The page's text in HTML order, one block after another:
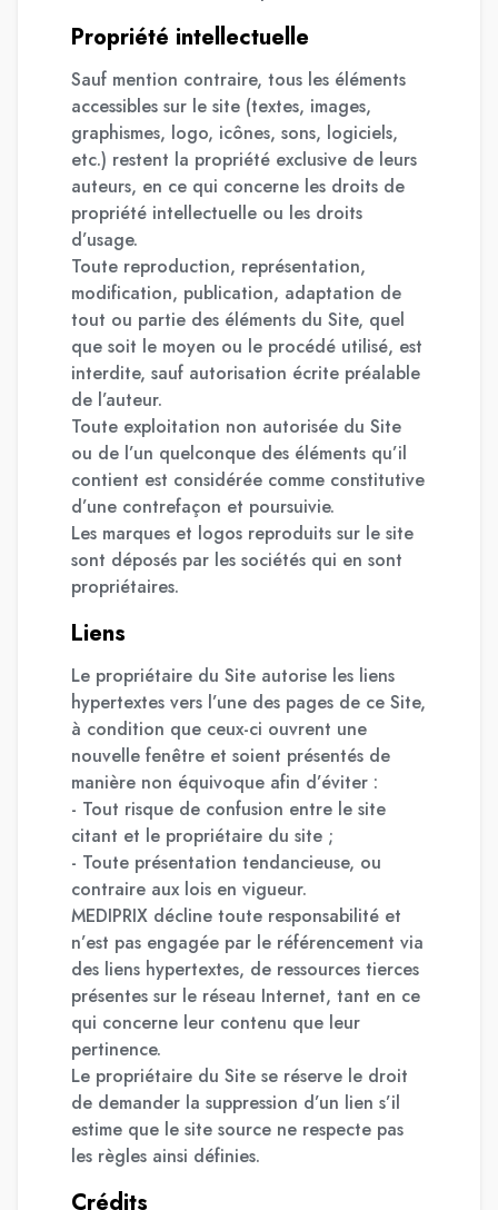
Propriété intellectuelle
Sauf mention contraire, tous les éléments
accessibles sur le site (textes, images,
graphismes, logo, icônes, sons, logiciels,
etc.) restent la propriété exclusive de leurs
auteurs, en ce qui concerne les droits de
propriété intellectuelle ou les droits
d’usage.
Toute reproduction, représentation,
modification, publication, adaptation de
tout ou partie des éléments du Site, quel
que soit le moyen ou le procédé utilisé, est
interdite, sauf autorisation écrite préalable
de l’auteur.
Toute exploitation non autorisée du Site
ou de l’un quelconque des éléments qu’il
contient est considérée comme constitutive
d’une contrefaçon et poursuivie.
Les marques et logos reproduits sur le site
sont déposés par les sociétés qui en sont
propriétaires.
Liens
Le propriétaire du Site autorise les liens
hypertextes vers l’une des pages de ce Site,
à condition que ceux-ci ouvrent une
nouvelle fenêtre et soient présentés de
manière non équivoque afin d’éviter :
- Tout risque de confusion entre le site
citant et le propriétaire du site ;
- Toute présentation tendancieuse, ou
contraire aux lois en vigueur.
MEDIPRIX décline toute responsabilité et
n’est pas engagée par le référencement via
des liens hypertextes, de ressources tierces
présentes sur le réseau Internet, tant en ce
qui concerne leur contenu que leur
pertinence.
Le propriétaire du Site se réserve le droit
de demander la suppression d’un lien s’il
estime que le site source ne respecte pas
les règles ainsi définies.
Crédits